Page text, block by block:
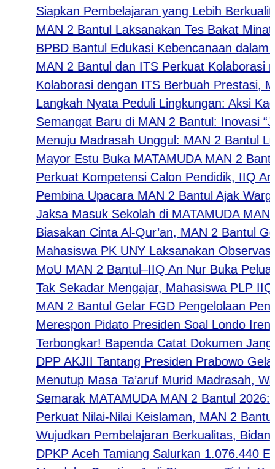
Siapkan Pembelajaran yang Lebih
MAN 2 Bantul Laksanakan Tes Bakat Minat
BPBD Bantul Edukasi Kebencanaan dalam
MAN 2 Bantul dan ITS Perkuat Kolaborasi
Kolaborasi dengan ITS Berbuah Prestasi,
Langkah Nyata Peduli Lingkungan: Aksi
Semangat Baru di MAN 2 Bantul: Inovasi
Menuju Madrasah Unggul: MAN 2 Bantul
Mayor Estu Buka MATAMUDA MAN 2 Bantul
Perkuat Kompetensi Calon Pendidik, IIQ An
Pembina Upacara MAN 2 Bantul Ajak Warga
Jaksa Masuk Sekolah di MATAMUDA MAN 2
Biasakan Cinta Al-Qur’an, MAN 2 Bantul
Mahasiswa PK UNY Laksanakan Observasi
MoU MAN 2 Bantul–IIQ An Nur Buka
Tak Sekadar Mengajar, Mahasiswa PLP IIQ
MAN 2 Bantul Gelar FGD Pengelolaan
Merespon Pidato Presiden Soal Londo Ireng:
​Terbongkar! Bapenda Catat Dokumen
DPP AKJII Tantang Presiden Prabowo Gelar
Menutup Masa Ta’aruf Murid Madrasah,
Semarak MATAMUDA MAN 2 Bantul 2026:
Perkuat Nilai-Nilai Keislaman, MAN 2 Bantul
Wujudkan Pembelajaran Berkualitas, Bidang
DPKP Aceh Tamiang Salurkan 1.076.440